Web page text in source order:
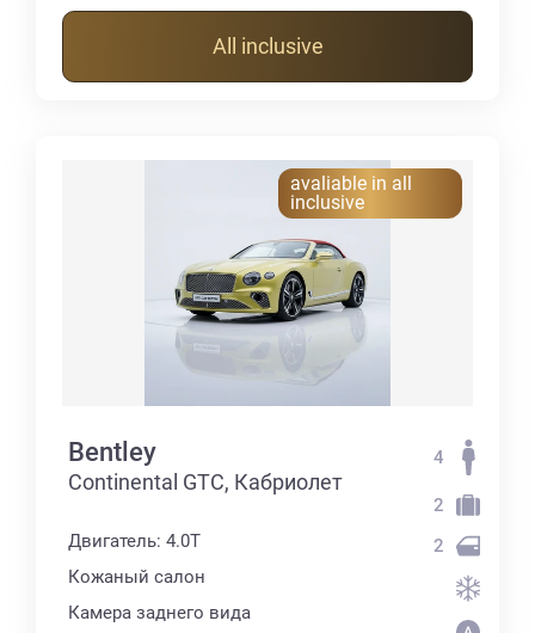
All inclusive
avaliable in all
inclusive
Bentley
Continental GTC, Кабриолет
Двигатель: 4.0T
Кожаный салон
Камера заднего вида
4
2
2